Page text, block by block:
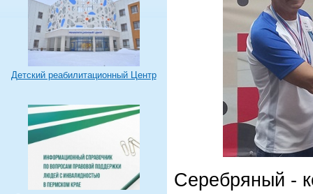
Детский реабилитационный Центр
Серебряный -